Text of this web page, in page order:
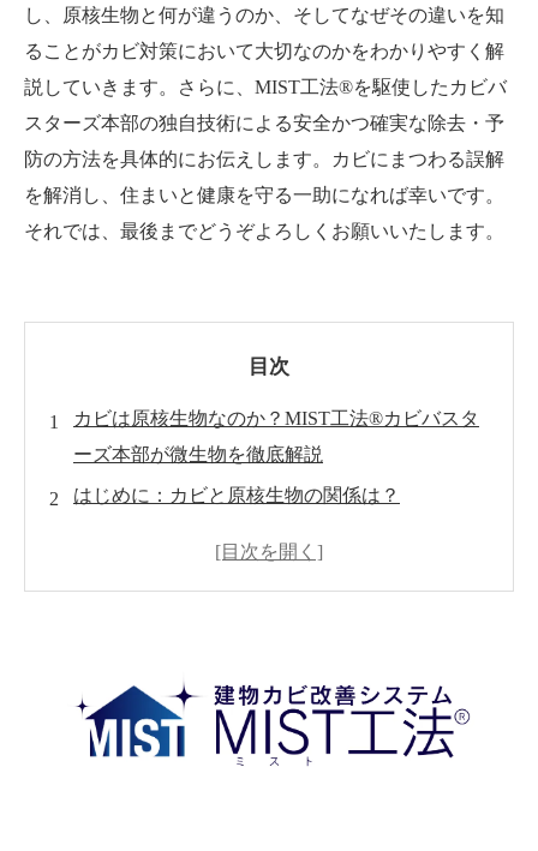
し、原核生物と何が違うのか、そしてなぜその違いを知
ることがカビ対策において大切なのかをわかりやすく解
説していきます。さらに、MIST工法®を駆使したカビバ
スターズ本部の独自技術による安全かつ確実な除去・予
防の方法を具体的にお伝えします。カビにまつわる誤解
を解消し、住まいと健康を守る一助になれば幸いです。
それでは、最後までどうぞよろしくお願いいたします。
目次
カビは原核生物なのか？MIST工法®カビバスタ
ーズ本部が微生物を徹底解説
はじめに：カビと原核生物の関係は？
正しいカビ対策の基本
MIST工法®カビバスターズ本部の技術力